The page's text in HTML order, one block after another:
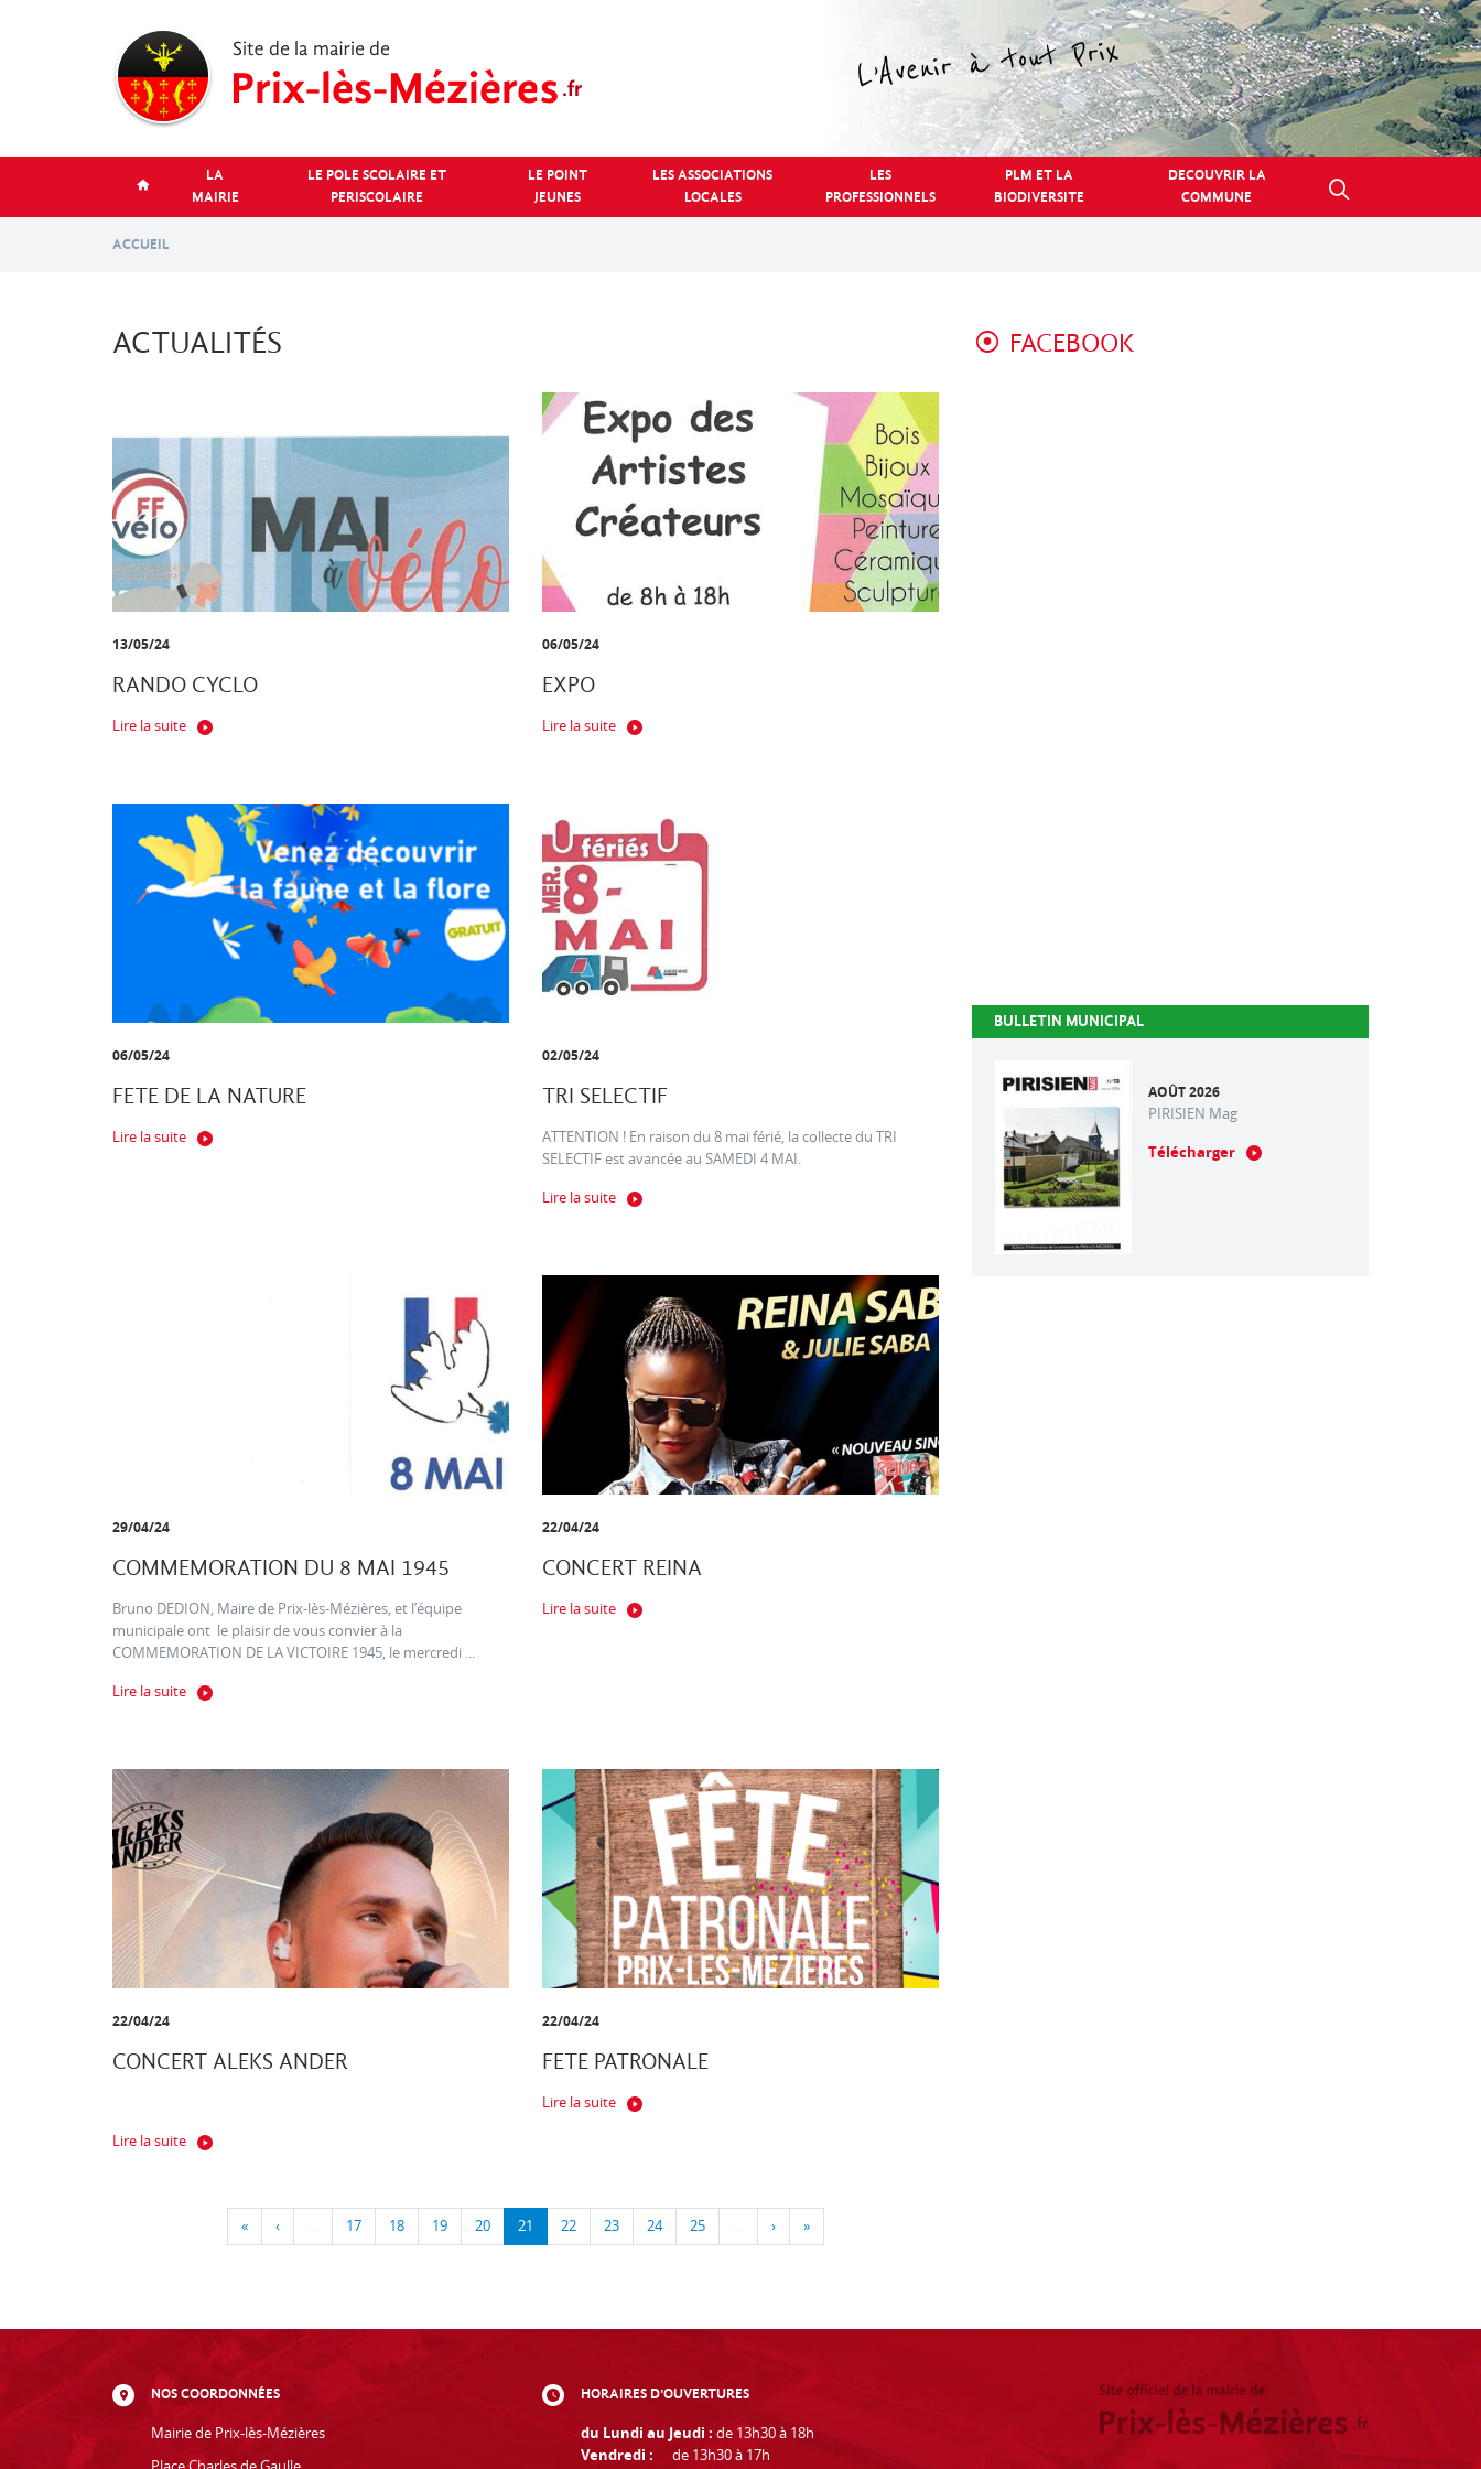
LA
MAIRIE
LE POLE SCOLAIRE ET
PERISCOLAIRE
LE POINT
JEUNES
LES ASSOCIATIONS
LOCALES
LES
PROFESSIONNELS
PLM ET LA
BIODIVERSITE
DECOUVRIR LA
COMMUNE
ACCUEIL
ACTUALITÉS
13/05/24
RANDO CYCLO
Lire la suite
06/05/24
EXPO
Lire la suite
06/05/24
FETE DE LA NATURE
Lire la suite
02/05/24
TRI SELECTIF
ATTENTION ! En raison du 8 mai férié, la collecte du TRI
SELECTIF est avancée au SAMEDI 4 MAI.
Lire la suite
29/04/24
COMMEMORATION DU 8 MAI 1945
Bruno DEDION, Maire de Prix-lès-Mézières, et l’équipe
municipale ont le plaisir de vous convier à la
COMMEMORATION DE LA VICTOIRE 1945, le mercredi ...
Lire la suite
22/04/24
CONCERT REINA
Lire la suite
22/04/24
CONCERT ALEKS ANDER
Lire la suite
22/04/24
FETE PATRONALE
Lire la suite
« ‹ … 17 18 19 20 21 22 23 24 25 … › »
FACEBOOK
BULLETIN MUNICIPAL
AOÛT 2026
PIRISIEN Mag
Télécharger
NOS COORDONNÉES
Mairie de Prix-lès-Mézières
HORAIRES D'OUVERTURES
du Lundi au Jeudi : de 13h30 à 18h
Vendredi :
de 13h30 à 17h